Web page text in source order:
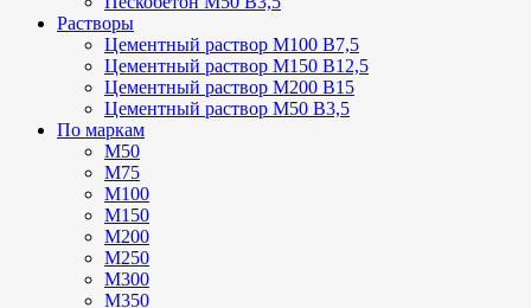
Растворы
Цементный раствор М100 В7,5
Цементный раствор М150 В12,5
Цементный раствор М200 В15
Цементный раствор М50 В3,5
По маркам
М50
М75
М100
М150
М200
М250
М300
М350